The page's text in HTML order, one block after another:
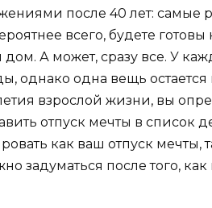
всего, будете готовы
А может, сразу все. У
однако одна вещь
взрослой жизни, вы
отпуск мечты в список
как ваш отпуск мечты,
задуматься после того,